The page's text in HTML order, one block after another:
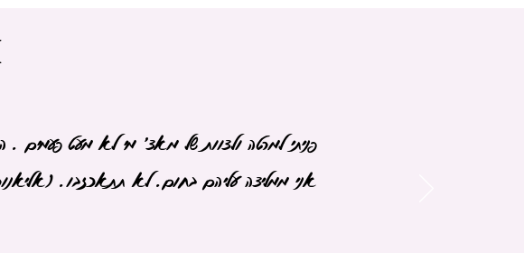
פניתי למרטה ולצוות של מאצ׳ מי לא מעט
אני ממליצה עליהם בחום. לא תתאכזבו.